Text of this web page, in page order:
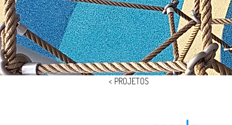
< PROJETOS